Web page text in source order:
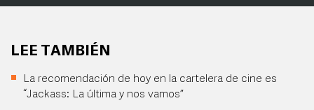
LEE TAMBIÉN
La recomendación de hoy en la cartelera de cine es
“Jackass: La última y nos vamos”